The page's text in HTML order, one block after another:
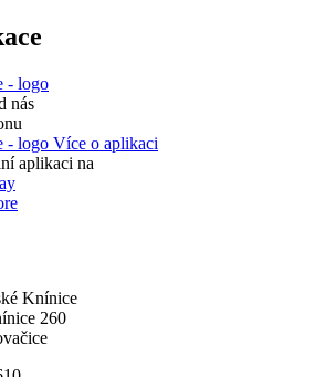
nás
Více o aplikaci
aplikaci na
Knínice
260